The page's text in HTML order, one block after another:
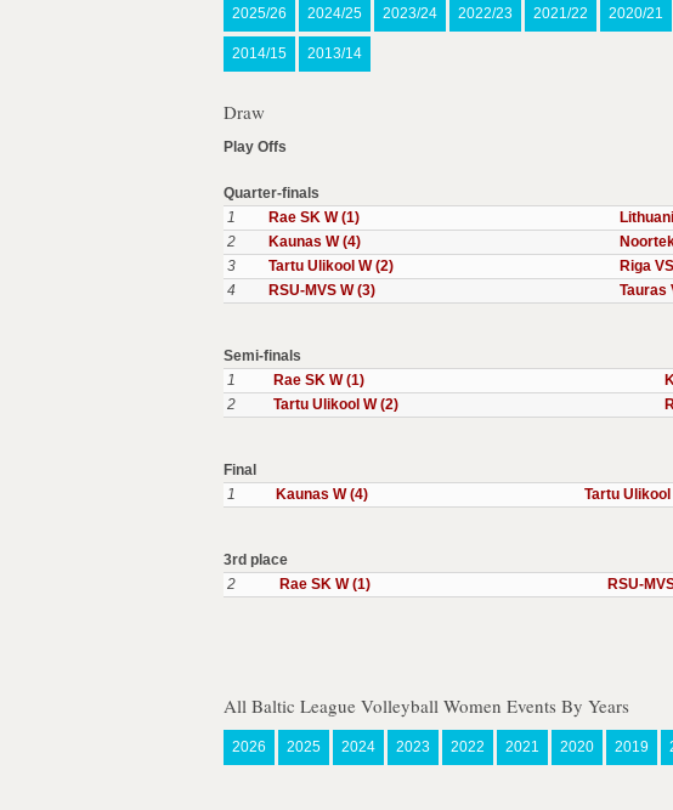
2025/26 2024/25 2023/24 2022/23 2021/22 2020/21
2014/15 2013/14
Draw
Play Offs
Quarter-finals
1
Rae SK W (1)
2
Kaunas W (4)
3
Tartu Ulikool W (2) Riga
4
RSU-MVS W (3) Tauras
Semi-finals
1
Rae SK W (1)
2
Tartu Ulikool W (2)
Final
1
Kaunas W (4) Tartu Ulikool
3rd place
2
Rae SK W (1) RSU-
All Baltic League Volleyball Women Events By Years
2026 2025 2024 2023 2022 2021 2020 2019